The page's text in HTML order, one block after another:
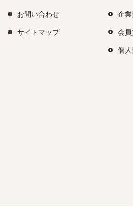
お問い合わせ
サイトマップ
企
会
個